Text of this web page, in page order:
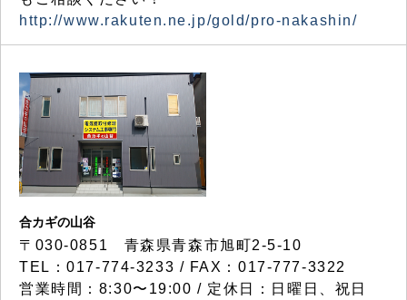
http://www.rakuten.ne.jp/gold/pro-nakashin/
合カギの山谷
〒030-0851 青森県青森市旭町2-5-10
TEL：017-774-3233 / FAX：017-777-3322
営業時間：8:30〜19:00 / 定休日：日曜日、祝日